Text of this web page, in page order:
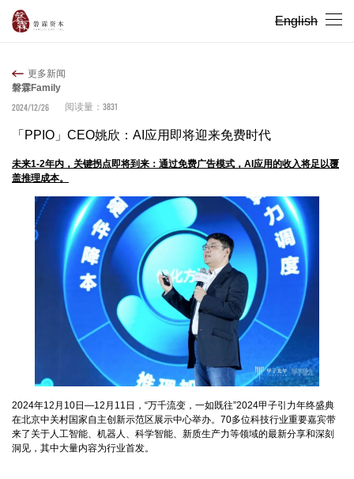
English
更多新闻
磐霖Family
2024/12/26
阅读量： 3831
「PPIO」CEO姚欣：AI应用即将迎来免费时代
未来1-2年内，关键拐点即将到来：通过免费广告模式，AI应用的收入将足以覆
盖推理成本。
2024年12月10日—12月11日，“万千流变，一如既往”2024甲子引力年终盛典
在北京中关村国家自主创新示范区展示中心举办。70多位科技行业重要嘉宾带
来了关于人工智能、机器人、科学智能、新质生产力等领域的最新分享和深刻
洞见，其中大量内容为行业首发。